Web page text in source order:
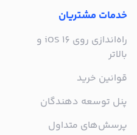
خدمات مشتریان
راه‌اندازی روی iOS 16 و
بالاتر
قوانین خرید
پنل توسعه دهندگان
پرسش‌های متداول